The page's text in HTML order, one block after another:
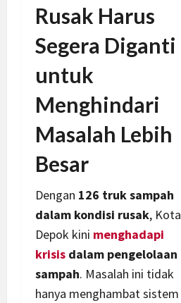
Rusak Harus
Segera Diganti
untuk
Menghindari
Masalah Lebih
Besar
Dengan 126 truk sampah
dalam kondisi rusak, Kota
Depok kini menghadapi
krisis dalam pengelolaan
sampah. Masalah ini tidak
hanya menghambat sistem